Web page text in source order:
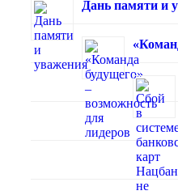
Дань памяти и